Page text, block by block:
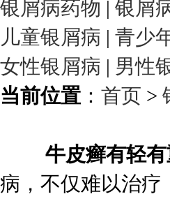
银屑病药物 | 银屑
儿童银屑病 | 青少
女性银屑病 | 男性
当前位置 ： 首页 >
牛皮癣有轻
病，不仅难以治疗